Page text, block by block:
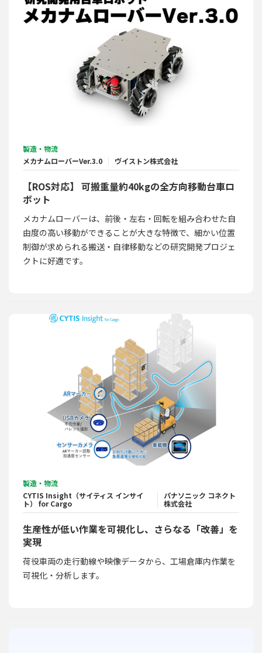
製造・物流
メカナムローバーVer.3.0
ヴイストン株式会社
【ROS対応】 可搬重量約40kgの全方向移動台車ロ
ボット
メカナムローバーは、前後・左右・回転を組み合わせた自
由度の高い移動ができることが大きな特徴で、細かい位置
制御が求められる搬送・自律移動などの研究開発プロジェ
クトに好適です。
製造・物流
CYTIS Insight（サイティス インサイ
ト） for Cargo
パナソニック コネクト
株式会社
生産性が低い作業を可視化し、さらなる「改善」を
実現
荷役車両の走行動線や映像データから、工場倉庫内作業を
可視化・分析します。